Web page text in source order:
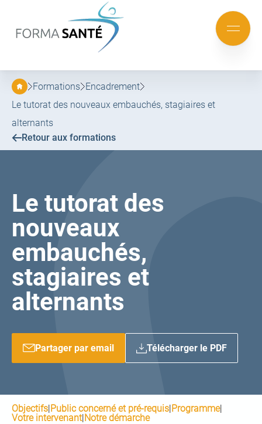
au
menu
au
contenu
Mobile
menu
Formations Encadrement
Le tutorat des nouveaux embauchés, stagiaires et
alternants
Retour aux formations
Le tutorat des
nouveaux
embauchés,
stagiaires et
alternants
Partager par email Télécharger le PDF
Objectifs|Public concerné et pré-requis|Programme|
Votre intervenant|Notre démarche